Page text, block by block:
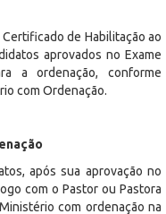
de Habilitação ao
aprovados no Exame
a ordenação, conforme
com Ordenação.
após sua aprovação no
com o Pastor ou Pastora
com ordenação na